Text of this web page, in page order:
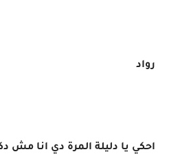
رواد
احكي يا دليلة المرة دي انا مش